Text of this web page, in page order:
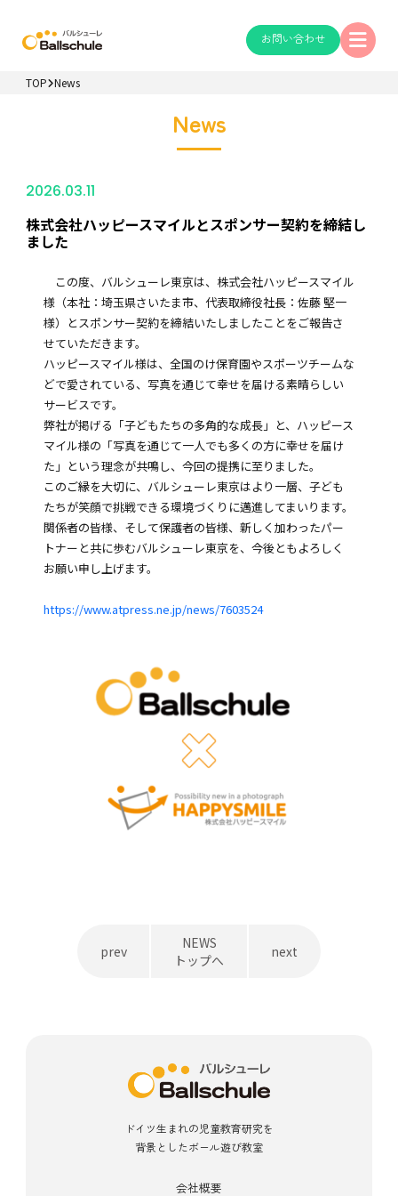
お問い合わせ
TOP News
News
2026.03.11
株式会社ハッピースマイルとスポンサー契約を締結し
ました
この度、バルシューレ東京は、株式会社ハッピースマイル
様（本社：埼玉県さいたま市、代表取締役社長：佐藤 堅一
様）とスポンサー契約を締結いたしましたことをご報告さ
せていただきます。
ハッピースマイル様は、全国のけ保育園やスポーツチームな
どで愛されている、写真を通じて幸せを届ける素晴らしい
サービスです。
弊社が掲げる「子どもたちの多角的な成長」と、ハッピース
マイル様の「写真を通じて一人でも多くの方に幸せを届け
た」という理念が共鳴し、今回の提携に至りました。
このご縁を大切に、バルシューレ東京はより一層、子ども
たちが笑顔で挑戦できる環境づくりに邁進してまいります。
関係者の皆様、そして保護者の皆様、新しく加わったパー
トナーと共に歩むバルシューレ東京を、今後ともよろしく
お願い申し上げます。
https://www.atpress.ne.jp/news/7603524
prev
NEWS
トップへ
next
ドイツ生まれの児童教育研究を
背景としたボール遊び教室
会社概要